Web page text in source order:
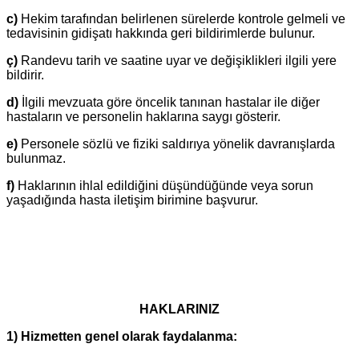
c) Hekim tarafından belirlenen sürelerde kontrole gelmeli ve
tedavisinin gidişatı hakkında geri bildirimlerde bulunur.
ç) Randevu tarih ve saatine uyar ve değişiklikleri ilgili yere
bildirir.
d)
İlgili mevzuata göre öncelik tanınan hastalar ile diğer
hastaların ve personelin haklarına saygı gösterir.
e) Personele sözlü ve fiziki saldırıya yönelik davranışlarda
bulunmaz.
f) Haklarının ihlal edildiğini düşündüğünde veya sorun
yaşadığında hasta iletişim birimine başvurur.
HAKLARINIZ
1) Hizmetten genel olarak faydalanma: